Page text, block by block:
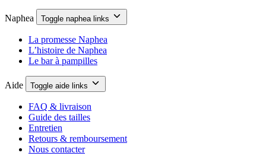
Naphea Toggle naphea links
La promesse Naphea
L’histoire de Naphea
Le bar à pampilles
Aide Toggle aide links
FAQ & livraison
Guide des tailles
Entretien
Retours & remboursement
Nous contacter